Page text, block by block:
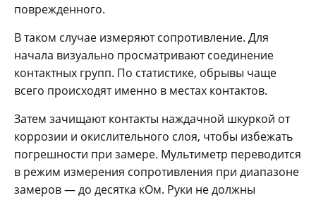
поврежденного.
В таком случае измеряют сопротивление. Для
начала визуально просматривают соединение
контактных групп. По статистике, обрывы чаще
всего происходят именно в местах контактов.
Затем зачищают контакты наждачной шкуркой от
коррозии и окислительного слоя, чтобы избежать
погрешности при замере. Мультиметр переводится
в режим измерения сопротивления при диапазоне
замеров — до десятка кОм. Руки не должны